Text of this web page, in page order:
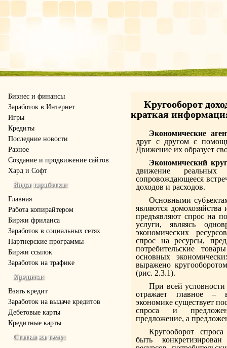
Бизнес и финансы
Заработок в Интернет
Игры
Кредиты
Последние новости
Разное
Создание и продвижение сайтов
Хард и Софт
Виды заработка:
Главная
Работа копирайтером
Биржи фриланса
Заработок в социальных сетях
Партнерские программы
Биржи ссылок
Заработок на трафике
Кредиты:
Взять кредит
Заработок на выдаче кредитов
Дебетовые карты
Кредитные карты
Статьи на тему:
Кругооборот
краткая
Экономические
друг с другом с
Движение их образует
Экономический
движение реальных
сопровождающееся
доходов и расходов.
Основными
являются
предъявляют спрос на
услуги, являясь
экономических
спрос на ресурсы,
потребительские
основных
выражено
(рис. 2.3.1).
При всей
отражает главное –
экономике существует
спроса и
предложение, а
Кругооборот
быть